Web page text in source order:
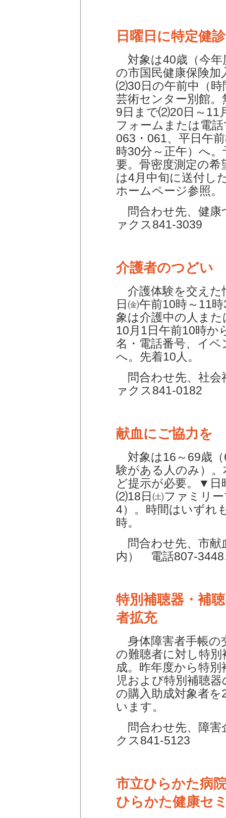
日曜日に特定健診
対象は40歳（今年
の市国民健康保険
⑵30日の午前中（時
芸術センター別館
9日まで⑵20日～11
フォームまたは電
063・061、平日午
時30分～正午）へ
要。骨密度測定の
は4月中旬に送付し
ホームページ参照。
問合わせ先、健
ァクス841-3039
介護者のつどい
介護体験を交え
日㈮午前10時～11
象は介護中の人ま
10月1日午前10時か
名・電話番号、イ
へ。先着10人。
問合わせ先、社会
ァクス841-0182
献血にご協力を
対象は16～69歳（
験がある人のみ）
ど提示が必要。▼
⑵18日㈯ファミリー
4）。時間はいずれ
時。
問合わせ先、市献
内） 電話807-3448
特別補聴器・補
者拡充
身体障害者手帳の
の難聴者に対し特
成。昨年度から特
児および特別補聴
の購入助成対象者
います。
問合わせ先、障
クス841-5123
市立ひらかた病
ひらかた健康セ